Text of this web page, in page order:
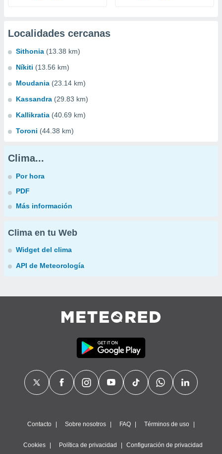
Localidades cercanas
Sithonia (13.38 km)
Níkiti (13.56 km)
Moudania (23.14 km)
Kassandra (29.83 km)
Kallikratia (40.69 km)
Toroni (44.38 km)
Clima...
Por hora
PDF
Más información
Clima en tu Web
Widget del clima
API de Meteorología
Contacto Sobre nosotros FAQ Términos de uso
Cookies Política de privacidad Configuración de privacidad